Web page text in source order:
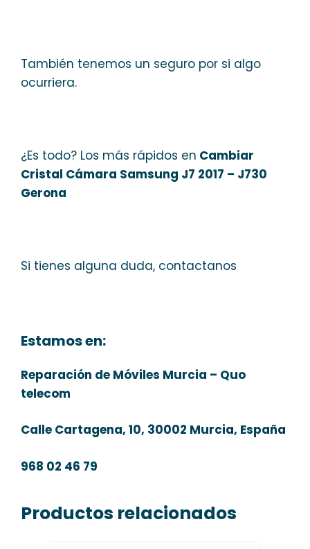
También tenemos un seguro por si algo
ocurriera.
¿Es todo? Los más rápidos en Cambiar
Cristal Cámara Samsung J7 2017 – J730
Gerona
Si tienes alguna duda, contactanos
Estamos en:
Reparación de Móviles Murcia – Quo
telecom
Calle Cartagena, 10, 30002 Murcia, España
968 02 46 79
Productos relacionados